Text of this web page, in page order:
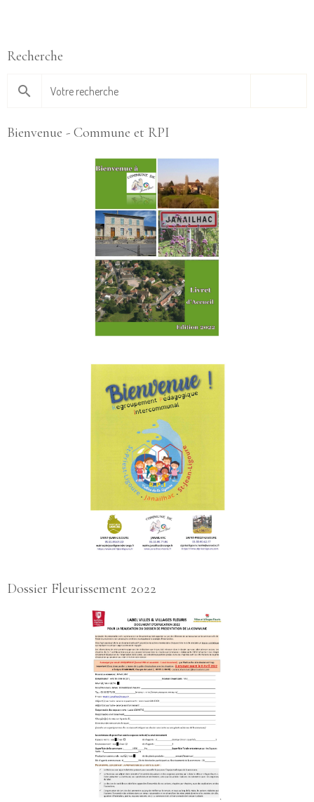
Recherche
Bienvenue - Commune et RPI
Dossier Fleurissement 2022